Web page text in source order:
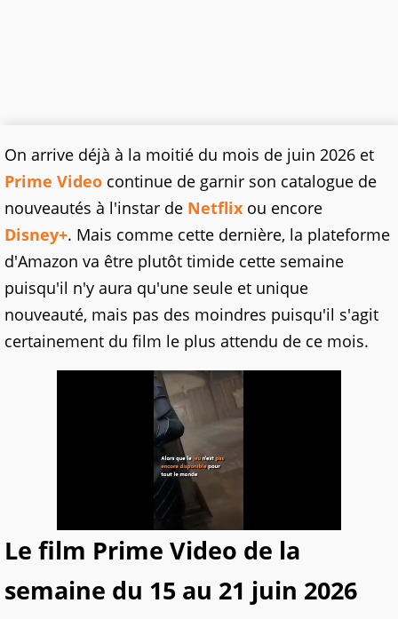
On arrive déjà à la moitié du mois de juin 2026 et
Prime Video continue de garnir son catalogue de
nouveautés à l'instar de Netflix ou encore
Disney+. Mais comme cette dernière, la plateforme
d'Amazon va être plutôt timide cette semaine
puisqu'il n'y aura qu'une seule et unique
nouveauté, mais pas des moindres puisqu'il s'agit
certainement du film le plus attendu de ce mois.
Le film Prime Video de la
semaine du 15 au 21 juin 2026